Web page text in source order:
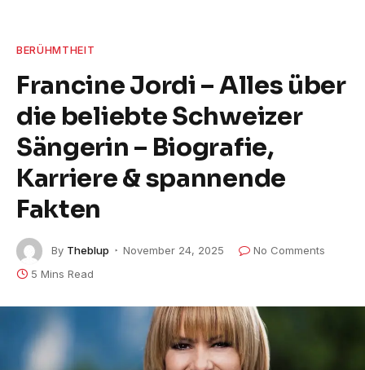
BERÜHMTHEIT
Francine Jordi – Alles über
die beliebte Schweizer
Sängerin – Biografie,
Karriere & spannende
Fakten
By Theblup November 24, 2025
No Comments
5 Mins Read